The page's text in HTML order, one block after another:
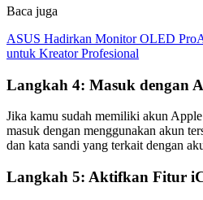
Baca juga
ASUS Hadirkan Monitor OLED
untuk Kreator Profesional
Langkah 4: Masuk dengan
Jika kamu sudah memiliki akun
masuk dengan menggunakan akun
dan kata sandi yang terkait dengan
Langkah 5: Aktifkan Fitur